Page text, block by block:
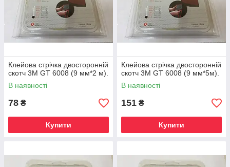
склеюваного шва. Гнучкість стрічки компенсує теплове
розширення між різнорідними за фізичним властивостям
матеріалами, тому вони можуть бути склеєні між собою з
упевненістю.
Клейова стрічка двосторонній
скотч 3М GT 6008 (9 мм*2 м).
В наявності
78 ₴
Купити
Клейова стрічка двосторонній
скотч 3М GT 6008 (9 мм*5м).
В наявності
151 ₴
Купити